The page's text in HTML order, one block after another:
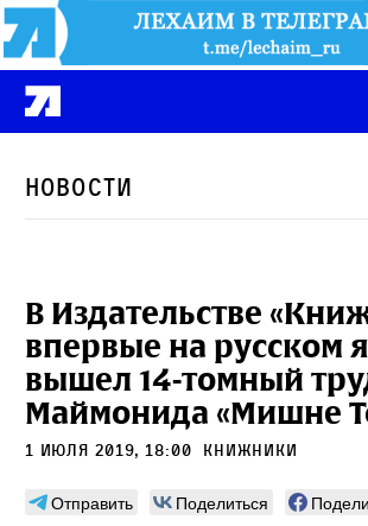
Новости
В Издательстве
впервые на русском
вышел 14-томный
Маймонида «Мишне
1 июля 2019, 18:00 Книжники
Отправить Поделиться